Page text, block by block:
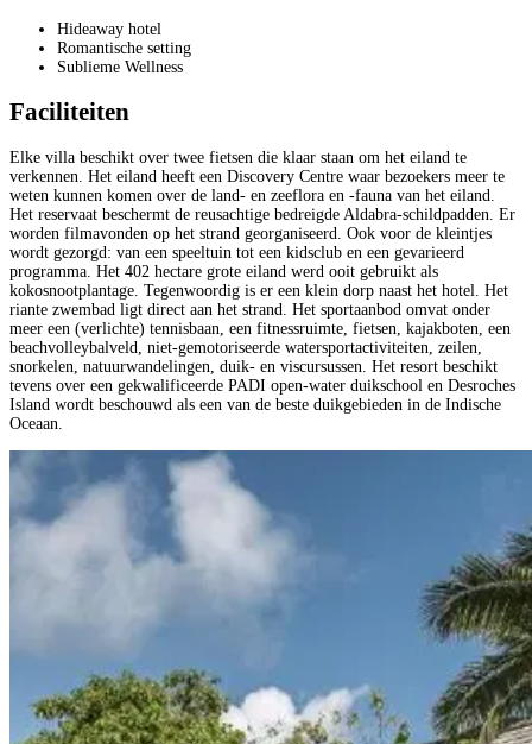
Hideaway hotel
Romantische setting
Sublieme Wellness
Faciliteiten
Elke villa beschikt over twee fietsen die klaar staan om het eiland te
verkennen. Het eiland heeft een Discovery Centre waar bezoekers meer te
weten kunnen komen over de land- en zeeflora en -fauna van het eiland.
Het reservaat beschermt de reusachtige bedreigde Aldabra-schildpadden. Er
worden filmavonden op het strand georganiseerd. Ook voor de kleintjes
wordt gezorgd: van een speeltuin tot een kidsclub en een gevarieerd
programma. Het 402 hectare grote eiland werd ooit gebruikt als
kokosnootplantage. Tegenwoordig is er een klein dorp naast het hotel. Het
riante zwembad ligt direct aan het strand. Het sportaanbod omvat onder
meer een (verlichte) tennisbaan, een fitnessruimte, fietsen, kajakboten, een
beachvolleybalveld, niet-gemotoriseerde watersportactiviteiten, zeilen,
snorkelen, natuurwandelingen, duik- en viscursussen. Het resort beschikt
tevens over een gekwalificeerde PADI open-water duikschool en Desroches
Island wordt beschouwd als een van de beste duikgebieden in de Indische
Oceaan.